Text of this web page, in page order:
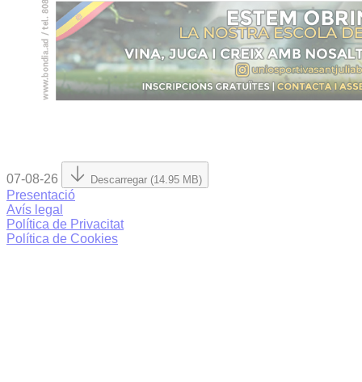
07-08-26 Descarregar (14.95 MB)
Presentació
Avís legal
Política de Privacitat
Política de Cookies